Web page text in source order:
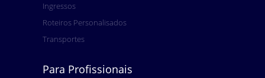
Ingressos
Roteiros Personalisados
Transportes
Para Profissionais